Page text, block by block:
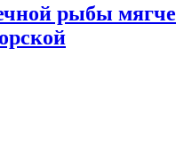
рыбы мягче